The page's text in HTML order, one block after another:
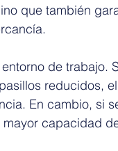
que también
de trabajo.
reducidos,
En cambio, si
capacidad